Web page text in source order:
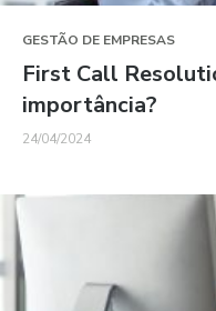
GESTÃO DE EMPRESAS
First Call
importância?
24/04/2024